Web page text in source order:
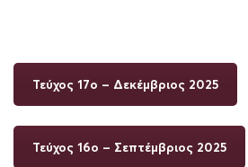
Τεύχος 17ο – Δεκέμβριος 2025
Τεύχος 16ο – Σεπτέμβριος 2025